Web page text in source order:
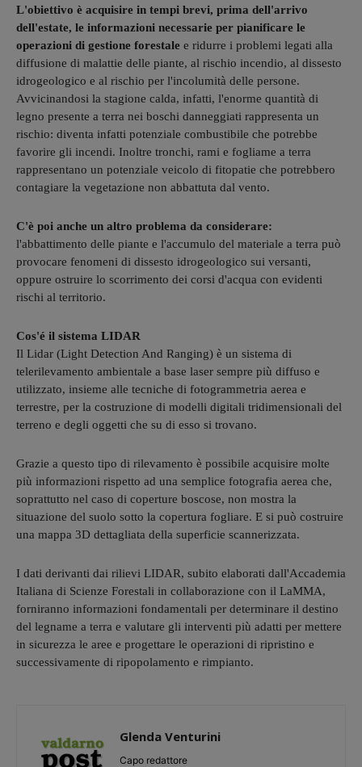
L'obiettivo è acquisire in tempi brevi, prima dell'arrivo
dell'estate, le informazioni necessarie per pianificare le
operazioni di gestione forestale e ridurre i problemi legati alla
diffusione di malattie delle piante, al rischio incendio, al dissesto
idrogeologico e al rischio per l'incolumità delle persone.
Avvicinandosi la stagione calda, infatti, l'enorme quantità di
legno presente a terra nei boschi danneggiati rappresenta un
rischio: diventa infatti potenziale combustibile che potrebbe
favorire gli incendi. Inoltre tronchi, rami e fogliame a terra
rappresentano un potenziale veicolo di fitopatie che potrebbero
contagiare la vegetazione non abbattuta dal vento.
C'è poi anche un altro problema da considerare:
l'abbattimento delle piante e l'accumulo del materiale a terra può
provocare fenomeni di dissesto idrogeologico sui versanti,
oppure ostruire lo scorrimento dei corsi d'acqua con evidenti
rischi al territorio.
Cos'é il sistema LIDAR
Il Lidar (Light Detection And Ranging) è un sistema di
telerilevamento ambientale a base laser sempre più diffuso e
utilizzato, insieme alle tecniche di fotogrammetria aerea e
terrestre, per la costruzione di modelli digitali tridimensionali del
terreno e degli oggetti che su di esso si trovano.
Grazie a questo tipo di rilevamento è possibile acquisire molte
più informazioni rispetto ad una semplice fotografia aerea che,
soprattutto nel caso di coperture boscose, non mostra la
situazione del suolo sotto la copertura fogliare. E si può costruire
una mappa 3D dettagliata della superficie scannerizzata.
I dati derivanti dai rilievi LIDAR, subito elaborati dall'Accademia
Italiana di Scienze Forestali in collaborazione con il LaMMA,
forniranno informazioni fondamentali per determinare il destino
del legname a terra e valutare gli interventi più adatti per mettere
in sicurezza le aree e progettare le operazioni di ripristino e
successivamente di ripopolamento e rimpianto.
Glenda Venturini
Capo redattore